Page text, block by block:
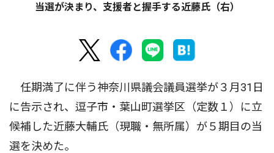
当選が決まり、支援者と握手する近藤氏（右）
任期満了に伴う神奈川県議会議員選挙が３月31日
に告示され、逗子市・葉山町選挙区（定数１）に立
候補した近藤大輔氏（現職・無所属）が５期目の当
選を決めた。